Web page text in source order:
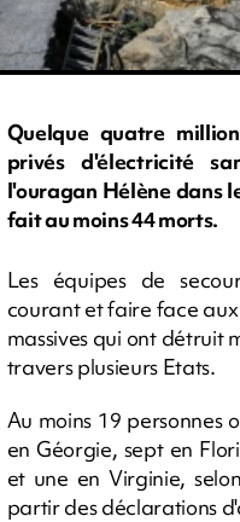
Quelque quatre
privés d'électricité
l'ouragan Hélène dans
fait au moins 44 morts.
Les équipes de
courant et faire face
massives qui ont détruit
travers plusieurs Etats.
Au moins 19 personnes
en Géorgie, sept en
et une en Virginie,
partir des déclarations